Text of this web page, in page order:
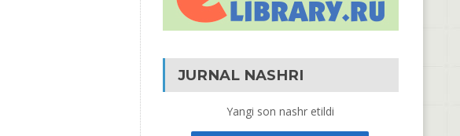
JURNAL NASHRI
Yangi son nashr etildi